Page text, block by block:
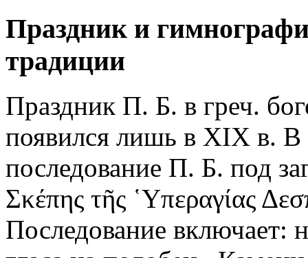
Праздник и
традиции
Праздник П. Б. в греч.
появился лишь в XIX в. В
последование П. Б. под
Σκέπης τῆς ῾Υπεραγίας
Последование включает: